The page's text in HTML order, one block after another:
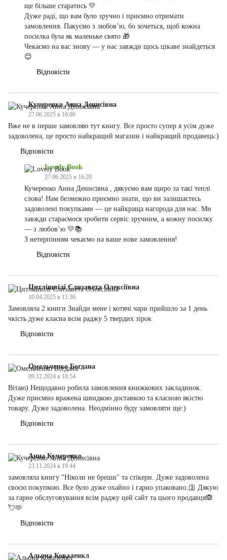
ще більше старатись 💛
Дуже раді, що вам було зручно і приємно отримати
замовлення. Пакуємо з любов’ю, бо хочеться, щоб кожна
посилка була як маленьке свято 🎁
Чекаємо на вас знову — у нас завжди щось цікаве знайдеться
😊
Відповісти
Кучеренко Анна Денисівна
27.06.2025 в 16:06
Вже не в перше замовляю тут книгу. Все просто супер я усім дуже
задоволена, це просто найкращий магазин і найкращий продавець:)
Відповісти
Lovely Book
27.06.2025 в 16:20
Кучеренко Анна Денисівна , дякуємо вам щиро за такі теплі
слова! Нам безмежно приємно знати, що ви залишаєтесь
задоволені покупками — це найкраща нагорода для нас. Ми
завжди стараємося зробити сервіс зручним, а кожну посилку
— з любов’ю 💛📚
З нетерпінням чекаємо на ваше нове замовлення!
Відповісти
Цитлішвілі Єлизавета Олексіївна
10.04.2025 в 11:36
Замовляла 2 книги Знайди мене і котячі чари прийшло за 1 день
чкість дуже класна всім раджу 5 твердих зірок
Відповісти
Омельченко Богдана
09.12.2024 в 18:54
Вітаю) Нещодавно робила замовлення книжкових закладинок.
Дуже приємно вражена швидкою доставкою та класною якістю
товару. Дуже задоволена. Неодмінно буду замовляти ще:)
Відповісти
Анна Кучеренко
23.11.2024 в 19:44
замовляла книгу "Ніколи не бреши" та стікери. Дуже задоволена
своєю покупкою. Все було дуже охайно і гарно упаковано.🛐 Дякую
за гарне обслуговування всім раджу цей сайт та цього продавця🙈
💘🫶
Відповісти
Альона Коваленкл